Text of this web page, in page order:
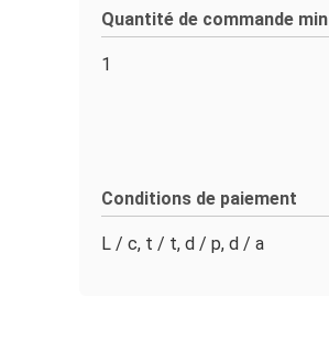
Quantité de commande min
1
Conditions de paiement
L / c, t / t, d / p, d / a